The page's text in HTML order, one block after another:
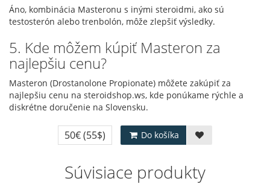
Áno, kombinácia Masteronu s inými steroidmi, ako sú
testosterón alebo trenbolón, môže zlepšiť výsledky.
5. Kde môžem kúpiť Masteron za
najlepšiu cenu?
Masteron (Drostanolone Propionate) môžete zakúpiť za
najlepšiu cenu na steroidshop.ws, kde ponúkame rýchle a
diskrétne doručenie na Slovensku.
50€(55$) Do košíka
Súvisiace produkty